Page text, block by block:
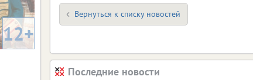
Вернуться к списку новостей
Последние новости
12+